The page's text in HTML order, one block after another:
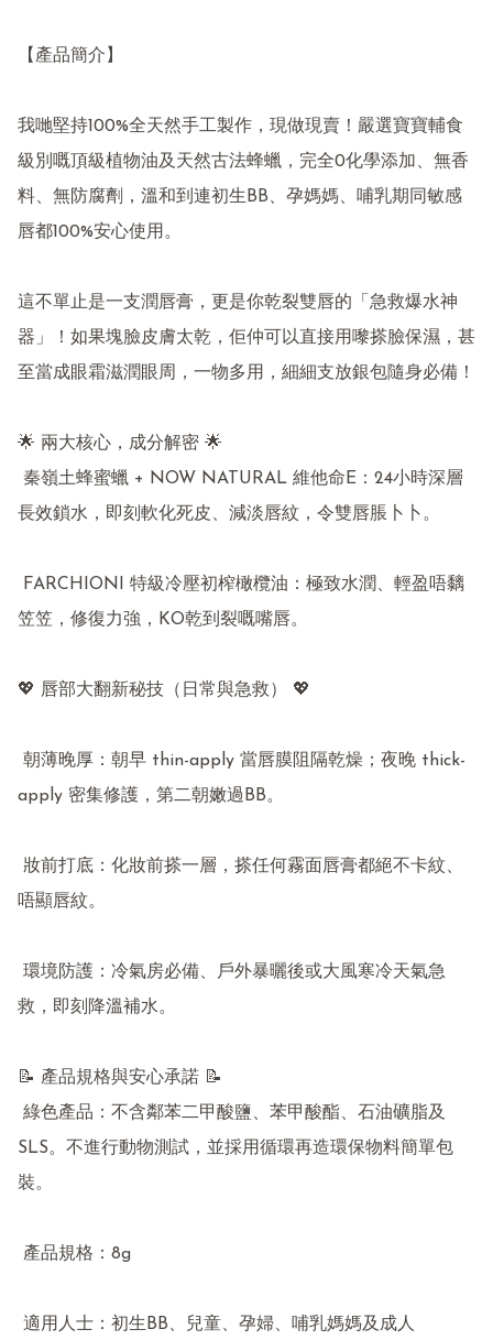
【產品簡介】
我哋堅持100%全天然手工製作，現做現賣！嚴選寶寶輔食
級別嘅頂級植物油及天然古法蜂蠟，完全0化學添加、無香
料、無防腐劑，溫和到連初生BB、孕媽媽、哺乳期同敏感
唇都100%安心使用。
這不單止是一支潤唇膏，更是你乾裂雙唇的「急救爆水神
器」！如果塊臉皮膚太乾，佢仲可以直接用嚟搽臉保濕，甚
至當成眼霜滋潤眼周，一物多用，細細支放銀包隨身必備！
🌟 兩大核心，成分解密 🌟
長效鎖水，即刻軟化死皮、減淡唇紋，令雙唇脹卜卜。
笠笠，修復力強，KO乾到裂嘅嘴唇。
💖 唇部大翻新秘技（日常與急救） 💖
apply 密集修護，第二朝嫩過BB。
唔顯唇紋。
救，即刻降溫補水。
📝 產品規格與安心承諾 📝
SLS。不進行動物測試，並採用循環再造環保物料簡單包
裝。